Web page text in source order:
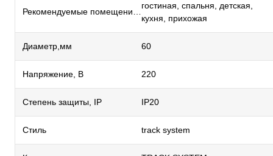
гостиная, спальня, детская,
кухня, прихожая
Диаметр,мм 60
Напряжение, В 220
Степень защиты, IP IP20
Стиль track system